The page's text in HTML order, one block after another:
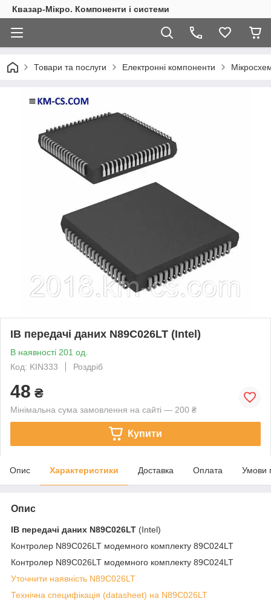
Квазар-Мікро. Компоненти і системи
Товари та послуги Електронні компоненти
ІВ передачі даних N89C026LT (Intel)
В наявності 201 од.
Код: KIN333
Роздріб
48 ₴
Мінімальна сума замовлення на сайті — 200 ₴
Купити
Опис Характеристики Доставка Оплата Умови
Опис
ІВ передачі даних N89C026LT (Intel)
Контролер N89C026LT модемного комплекту 89C024LT
Контролер N89C026LT модемного комплекту 89C024LT
Уточнити наявність N89C026LT
Технічна специфікація (datasheet) на N89C026LT